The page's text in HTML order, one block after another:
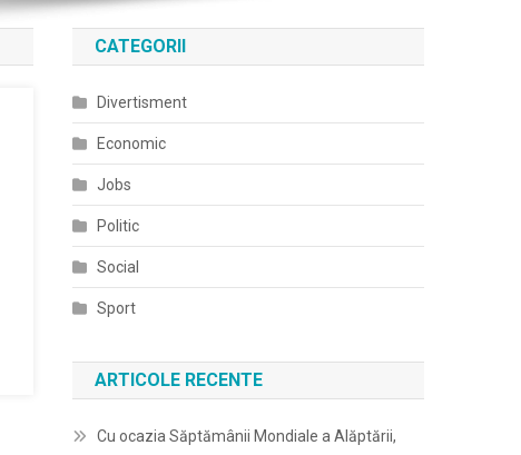
CATEGORII
Divertisment
Economic
Jobs
Politic
Social
Sport
ARTICOLE RECENTE
Cu ocazia Săptămânii Mondiale a Alăptării,